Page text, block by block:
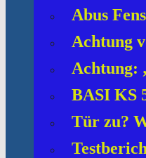
Abus
Achtung
Achtung:
BASI KS
Tür zu?